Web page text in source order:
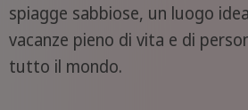
spiagge sabbiose, un luogo
vacanze pieno di vita e di
tutto il mondo.